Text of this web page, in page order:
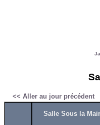
<< Aller au jour précédent
Salle Sous la